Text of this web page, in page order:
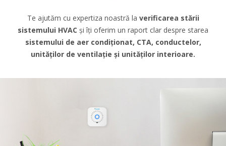
Te ajutăm cu expertiza noastră la verificarea stării
sistemului HVAC și îți oferim un raport clar despre starea
sistemului de aer condiționat, CTA, conductelor,
unităților de ventilație și unităților interioare.